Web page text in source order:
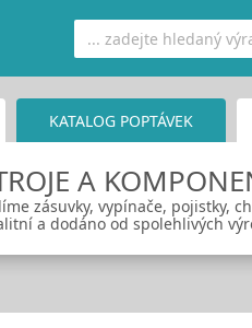
KATALOG POPTÁVEK
A
zásuvky, vypínače, pojistky,
a dodáno od spolehlivých